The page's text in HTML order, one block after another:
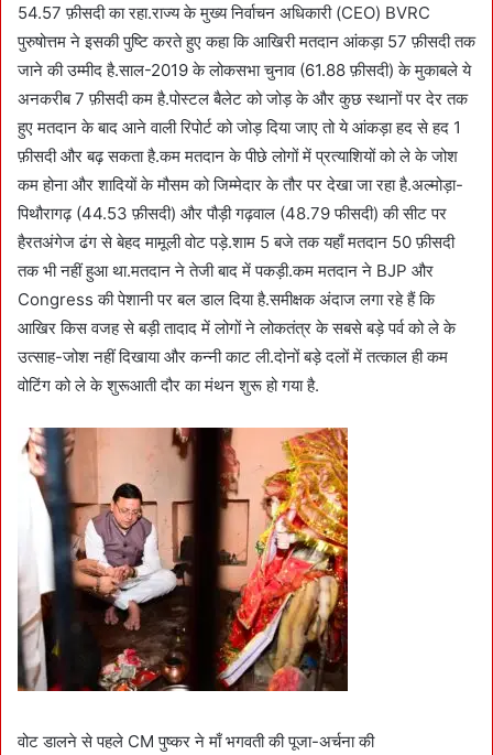
54.57 फ़ीसदी का रहा.राज्य के मुख्य निर्वाचन अधिकारी (CEO) BVRC
पुरुषोत्तम ने इसकी पुष्टि करते हुए कहा कि आखिरी मतदान आंकड़ा 57 फ़ीसदी तक
जाने की उम्मीद है.साल-2019 के लोकसभा चुनाव (61.88 फ़ीसदी) के मुकाबले ये
अनकरीब 7 फ़ीसदी कम है.पोस्टल बैलेट को जोड़ के और कुछ स्थानों पर देर तक
हुए मतदान के बाद आने वाली रिपोर्ट को जोड़ दिया जाए तो ये आंकड़ा हद से हद 1
फ़ीसदी और बढ़ सकता है.कम मतदान के पीछे लोगों में प्रत्याशियों को ले के जोश
कम होना और शादियों के मौसम को जिम्मेदार के तौर पर देखा जा रहा है.अल्मोड़ा-
पिथौरागढ़ (44.53 फ़ीसदी) और पौड़ी गढ़वाल (48.79 फीसदी) की सीट पर
हैरतअंगेज ढंग से बेहद मामूली वोट पड़े.शाम 5 बजे तक यहाँ मतदान 50 फ़ीसदी
तक भी नहीं हुआ था.मतदान ने तेजी बाद में पकड़ी.कम मतदान ने BJP और
Congress की पेशानी पर बल डाल दिया है.समीक्षक अंदाज लगा रहे हैं कि
आखिर किस वजह से बड़ी तादाद में लोगों ने लोकतंत्र के सबसे बड़े पर्व को ले के
उत्साह-जोश नहीं दिखाया और कन्नी काट ली.दोनों बड़े दलों में तत्काल ही कम
वोटिंग को ले के शुरूआती दौर का मंथन शुरू हो गया है.
वोट डालने से पहले CM पुष्कर ने माँ भगवती की पूजा-अर्चना की